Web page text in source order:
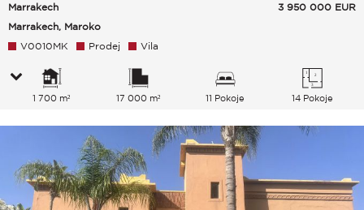
Marrakech
Marrakech, Maroko
3 950 000 EUR
V0010MK Prodej Vila
1 700 m² 17 000 m² 11 Pokoje 14 Pokoje